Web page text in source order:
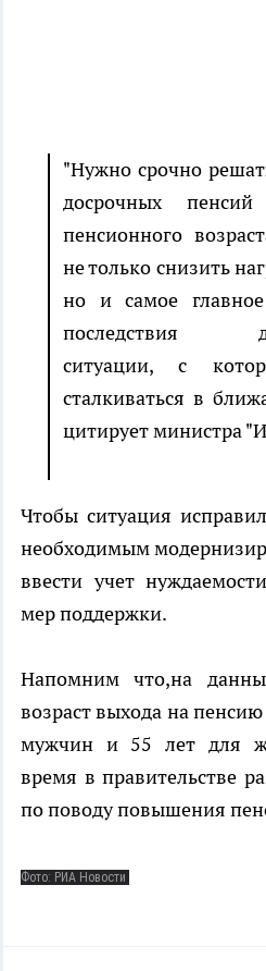
"Нужно срочно
досрочных
пенсионного
не только снизить
но и самое
последствия
ситуации, с
сталкиваться в
цитирует министра
Чтобы ситуация
необходимым
ввести учет
мер поддержки.
Напомним что,на
возраст выхода на пенсию
мужчин и 55 лет для
время в правительстве
по поводу повышения
Фото: РИА Новости